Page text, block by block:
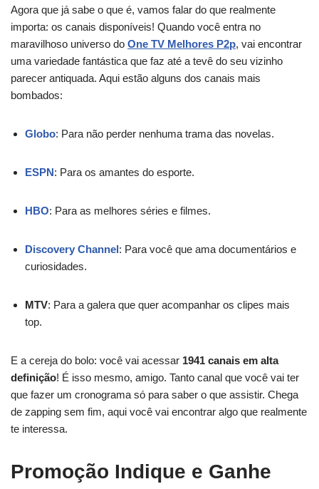
Agora que já sabe o que é, vamos falar do que realmente
importa: os canais disponíveis! Quando você entra no
maravilhoso universo do One TV Melhores P2p, vai encontrar
uma variedade fantástica que faz até a tevê do seu vizinho
parecer antiquada. Aqui estão alguns dos canais mais
bombados:
Globo: Para não perder nenhuma trama das novelas.
ESPN: Para os amantes do esporte.
HBO: Para as melhores séries e filmes.
Discovery Channel: Para você que ama documentários e
curiosidades.
MTV: Para a galera que quer acompanhar os clipes mais
top.
E a cereja do bolo: você vai acessar 1941 canais em alta
definição! É isso mesmo, amigo. Tanto canal que você vai ter
que fazer um cronograma só para saber o que assistir. Chega
de zapping sem fim, aqui você vai encontrar algo que realmente
te interessa.
Promoção Indique e Ganhe